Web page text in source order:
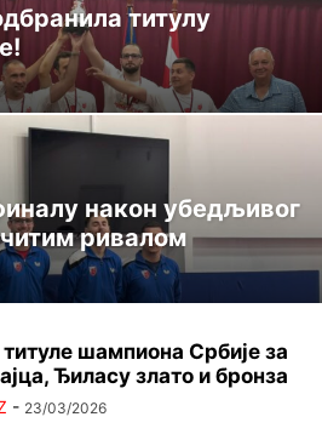
ГИНИС ЏУДО ШАХ
титулу
након убедљивог
ривалом
шампиона Србије за
Ђиласу злато и бронза
- 23/03/2026